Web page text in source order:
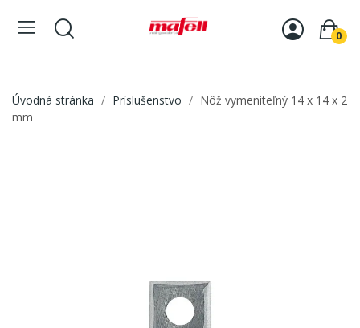
0
Úvodná stránka Príslušenstvo
Nôž vymeniteľný 14 x 14 x 2
mm